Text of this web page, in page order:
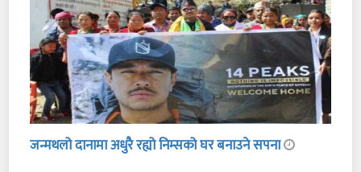
जन्मथलो दानामा अधुरै रह्यो निम्सको घर बनाउने सपना